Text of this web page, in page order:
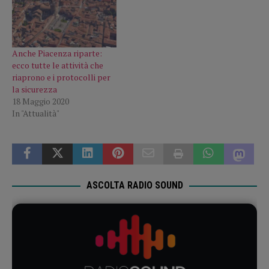
Anche Piacenza riparte:
ecco tutte le attività che
riaprono e i protocolli per
la sicurezza
18 Maggio 2020
In "Attualità"
ASCOLTA RADIO SOUND